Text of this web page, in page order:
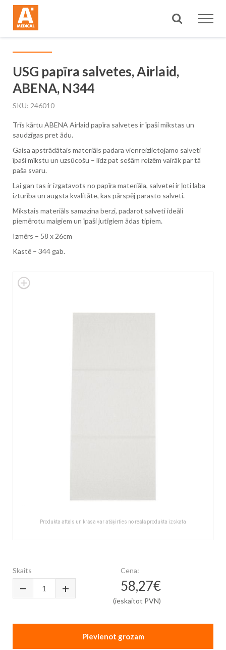
Meklēt
USG papīra salvetes, Airlaid,
ABENA, N344
SKU 246010
Trīs kārtu ABENA Airlaid papīra salvetes ir īpaši mīkstas un
saudzīgas pret ādu.
Gaisa apstrādātais materiāls padara vienreizlietojamo salveti
īpaši mīkstu un uzsūcošu – līdz pat sešām reizēm vairāk par tā
paša svaru.
Lai gan tas ir izgatavots no papīra materiāla, salvetei ir ļoti laba
izturība un augsta kvalitāte, kas pārspēj parasto salveti.
Mīkstais materiāls samazina berzi, padarot salveti ideāli
piemērotu maigiem un īpaši jutīgiem ādas tipiem.
Izmērs – 58 x 26cm
Kastē – 344 gab.
Skaits Cena:
58,27€
(ieskaitot PVN)
Pievienot grozam
Skip
to
Produkta attēls un krāsa var atšķirties no reālā produkta izskata
beginning